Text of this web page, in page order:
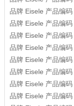
品牌 Eisele 产品编码
品牌 Eisele 产品编码
品牌 Eisele 产品编码
品牌 Eisele 产品编码
品牌 Eisele 产品编码
品牌 Eisele 产品编码
品牌 Eisele 产品编码
品牌 Eisele 产品编码